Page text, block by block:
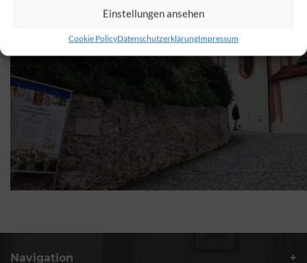
Einstellungen ansehen
Cookie PolicyDatenschutzerklärungImpressum
Navigation